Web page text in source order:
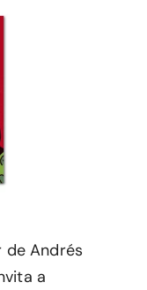
de Andrés
a